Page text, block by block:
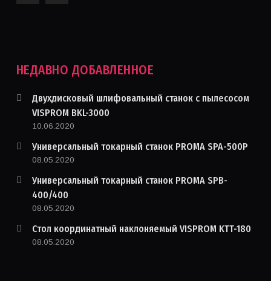
НЕДАВНО ДОБАВЛЕННОЕ
Двухдисковый шлифовальный станок с пылесосом
VISPROM BKL-3000
10.06.2020
Универсальный токарный станок PROMA SPA-500P
08.05.2020
Универсальный токарный станок PROMA SPB-
400/400
08.05.2020
Стол координатный наклоняемый VISPROM KTT-180
08.05.2020